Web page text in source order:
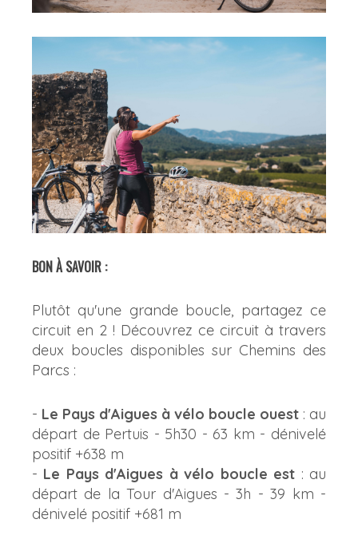
BON À SAVOIR :
Plutôt qu'une grande boucle, partagez ce
circuit en 2 ! Découvrez ce circuit à travers
deux boucles disponibles sur Chemins des
Parcs :
- Le Pays d'Aigues à vélo boucle ouest : au
départ de Pertuis - 5h30 - 63 km - dénivelé
positif +638 m
- Le Pays d'Aigues à vélo boucle est : au
départ de la Tour d'Aigues - 3h - 39 km -
dénivelé positif +681 m